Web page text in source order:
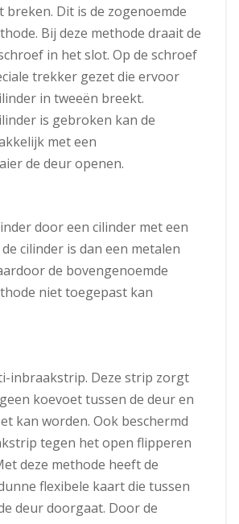
breken. Dit is de zogenoemde
Bij deze methode draait de
in het slot. Op de schroef
trekker gezet die ervoor
in tweeën breekt.
is gebroken kan de
met een
de deur openen.
door een cilinder met een
cilinder is dan een metalen
de bovengenoemde
niet toegepast kan
inbraakstrip. Deze strip zorgt
koevoet tussen de deur en
kan worden. Ook beschermd
tegen het open flipperen
deze methode heeft de
flexibele kaart die tussen
deur doorgaat. Door de